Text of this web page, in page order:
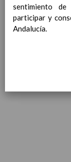
sentimiento
participar y
Andalucía.